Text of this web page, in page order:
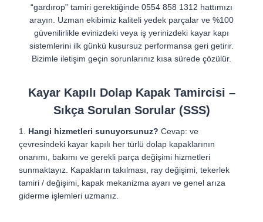
“gardırop” tamiri gerektiğinde 0554 858 1312 hattımızı
arayın. Uzman ekibimiz kaliteli yedek parçalar ve %100
güvenilirlikle evinizdeki veya iş yerinizdeki kayar kapı
sistemlerini ilk günkü kusursuz performansa geri getirir.
Bizimle iletişim geçin sorunlarınız kısa sürede çözülür.
Kayar Kapılı Dolap Kapak Tamircisi –
Sıkça Sorulan Sorular (SSS)
1. Hangi hizmetleri sunuyorsunuz? Cevap: ve
çevresindeki kayar kapılı her türlü dolap kapaklarının
onarımı, bakımı ve gerekli parça değişimi hizmetleri
sunmaktayız. Kapakların takılması, ray değişimi, tekerlek
tamiri / değişimi, kapak mekanizma ayarı ve genel arıza
giderme işlemleri uzmanız.